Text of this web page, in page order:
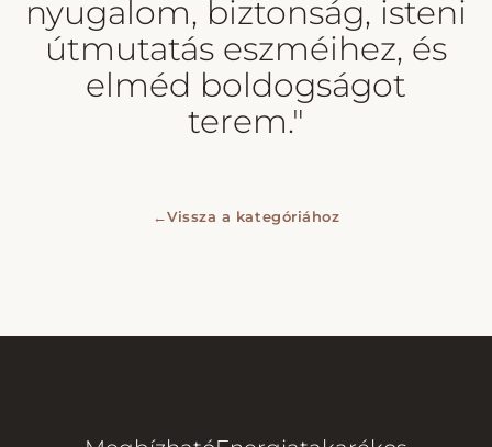
nyugalom, biztonság, isteni
útmutatás eszméihez, és
elméd boldogságot
terem."
←Vissza a kategóriához